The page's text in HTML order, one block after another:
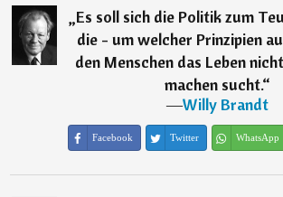
„Es soll sich die Politik zum
die - um welcher Prinzipien
den Menschen das Leben
machen sucht.“
―Willy Brandt
Facebook Twitter WhatsApp